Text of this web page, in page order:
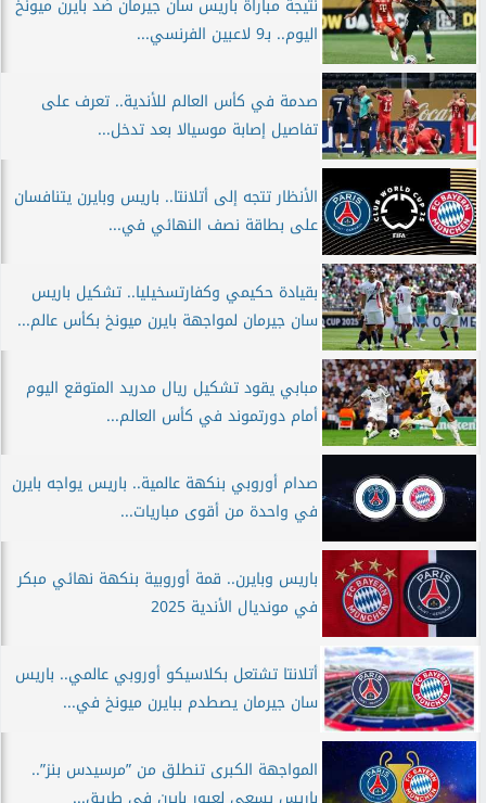
نتيجة مباراة باريس سان جيرمان ضد بايرن ميونخ
اليوم.. بـ9 لاعبين الفرنسي...
صدمة في كأس العالم للأندية.. تعرف على
تفاصيل إصابة موسيالا بعد تدخل...
الأنظار تتجه إلى أتلانتا.. باريس وبايرن يتنافسان
على بطاقة نصف النهائي في...
بقيادة حكيمي وكفارتسخيليا.. تشكيل باريس
سان جيرمان لمواجهة بايرن ميونخ بكأس عالم...
مبابي يقود تشكيل ريال مدريد المتوقع اليوم
أمام دورتموند في كأس العالم...
صدام أوروبي بنكهة عالمية.. باريس يواجه بايرن
في واحدة من أقوى مباريات...
باريس وبايرن.. قمة أوروبية بنكهة نهائي مبكر
في مونديال الأندية 2025
أتلانتا تشتعل بكلاسيكو أوروبي عالمي.. باريس
سان جيرمان يصطدم ببايرن ميونخ في...
المواجهة الكبرى تنطلق من ”مرسيدس بنز”..